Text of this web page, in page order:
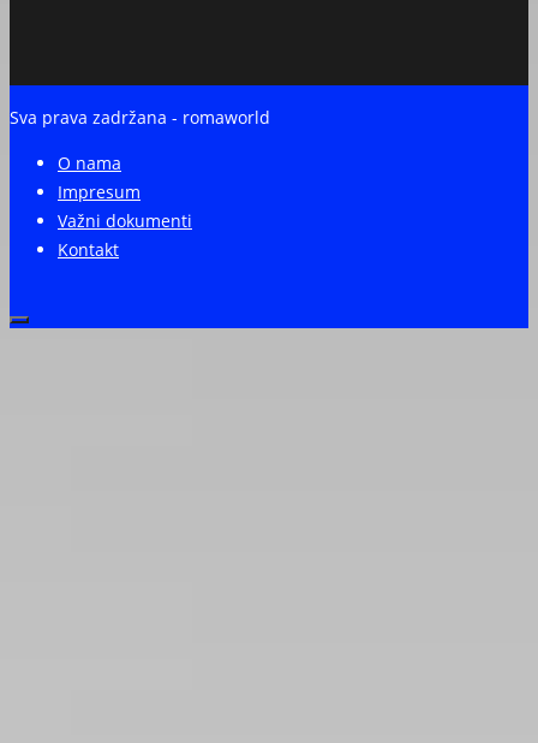
Sva prava zadržana - romaworld
O nama
Impresum
Važni dokumenti
Kontakt